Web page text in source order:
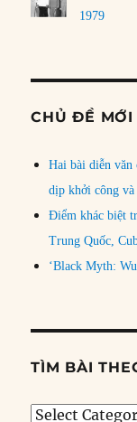
1979
CHỦ ĐỀ MỚI
Hai bài diễn
dịp khởi công
Điểm khác biệt
Trung Quốc,
‘Black Myth:
TÌM BÀI
Tìm